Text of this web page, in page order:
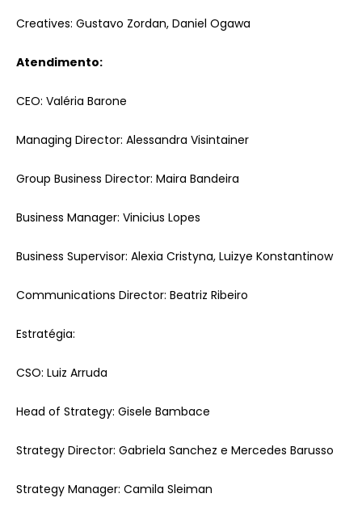
Creatives: Gustavo Zordan, Daniel Ogawa
Atendimento:
CEO: Valéria Barone
Managing Director: Alessandra Visintainer
Group Business Director: Maira Bandeira
Business Manager: Vinicius Lopes
Business Supervisor: Alexia Cristyna, Luizye Konstantinow
Communications Director: Beatriz Ribeiro
Estratégia:
CSO: Luiz Arruda
Head of Strategy: Gisele Bambace
Strategy Director: Gabriela Sanchez e Mercedes Barusso
Strategy Manager: Camila Sleiman